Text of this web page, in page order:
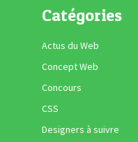
Catégories
Actus du Web
Concept Web
Concours
CSS
Designers à suivre